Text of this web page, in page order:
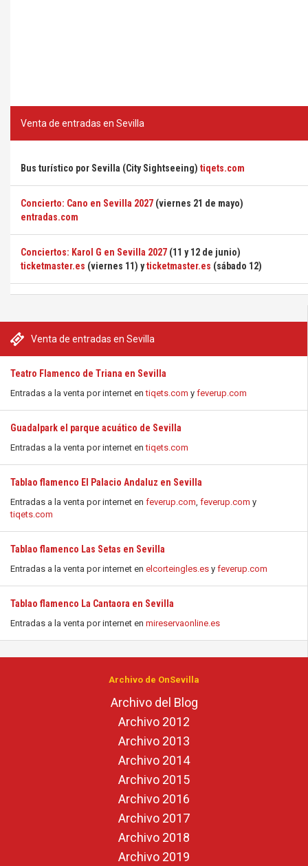
Venta de entradas en Sevilla
Teatro Flamenco de Triana en Sevilla
Entradas a la venta por internet entiqets.com y feverup.com
Guadalpark el parque acuático de Sevilla
Entradas a la venta por internet entiqets.com
Tablao flamenco El Palacio Andaluz en Sevilla
Entradas a la venta por internet en feverup.com, feverup.com y
tiqets.com
Tablao flamenco Las Setas en Sevilla
Entradas a la venta por internet en elcorteingles.es y feverup.com
Tablao flamenco La Cantaora en Sevilla
Entradas a la venta por internet en mireservaonline.es
Venta de entradas en Sevilla
Bus turístico por Sevilla (City Sightseeing) tiqets.com
Concierto: Cano en Sevilla 2027 (viernes 21 de mayo)
entradas.com
Conciertos: Karol G en Sevilla 2027 (11 y 12 de junio)
ticketmaster.es (viernes 11) yticketmaster.es (sábado 12)
Archivo de OnSevilla
Archivo del Blog
Archivo 2012
Archivo 2013
Archivo 2014
Archivo 2015
Archivo 2016
Archivo 2017
Archivo 2018
Archivo 2019